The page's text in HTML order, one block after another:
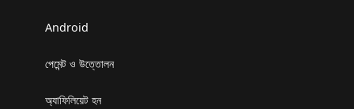
Android
পেমেন্ট ও উত্তোলন
অ্যাফিলিয়েট হন